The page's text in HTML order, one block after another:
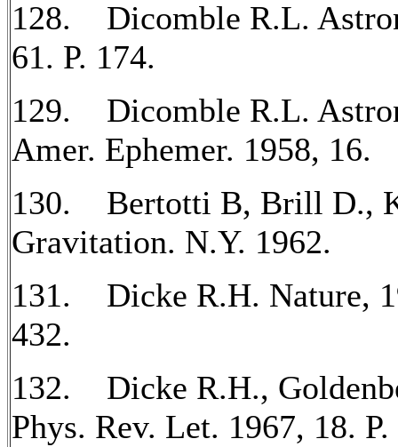
128. Dicomble R.L.
61. P. 174.
129. Dicomble R.L.
Amer. Ephemer. 1958, 16.
130. Bertotti B, Brill D.,
Gravitation. N.Y. 1962.
131. Dicke R.H. Nature,
432.
132. Dicke R.H.,
Phys. Rev. Let. 1967, 18.